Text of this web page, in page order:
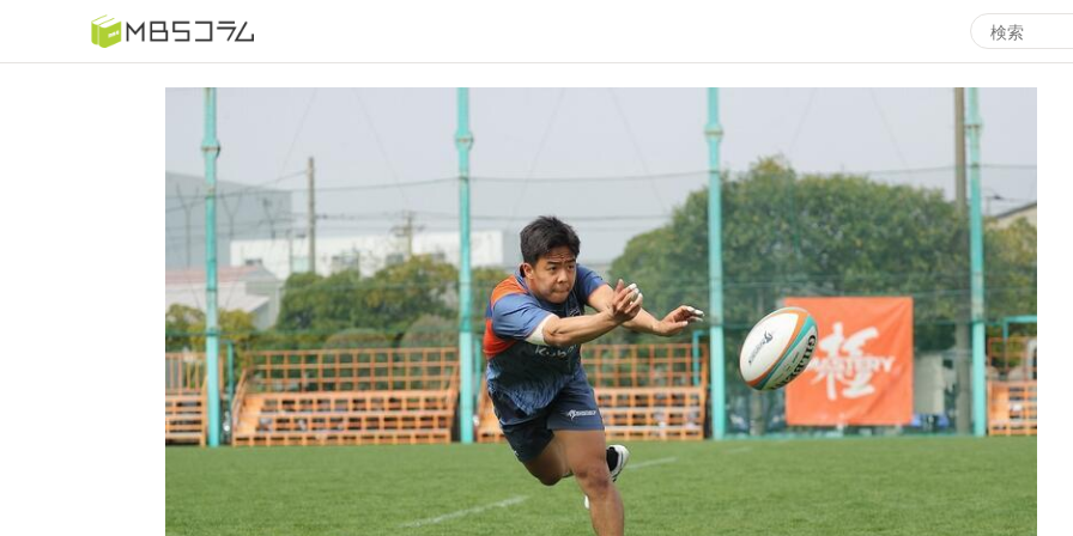
番組コラムから探す
日曜日の初耳学 復習編
もう一度楽しむプレバト サタプラ ～気になる情報をちょこっとプラス～
推しといつまでも 月曜の蛙、大海を知る。
何が起こるかホンマにわからん！？「ごぶごぶ」のトリ
情熱大陸を読む
痛快！明石家電視台に、エエ話はいらんねん！
池上彰のニュース解説が読める！「生！池上彰×山里亮
太」
5分で読める！教えてもらう前と後